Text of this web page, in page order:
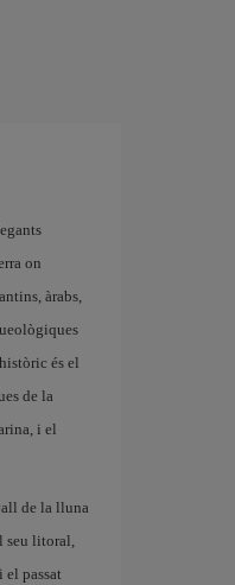
on
àrabs,
és el
de la
i el
de la lluna
seu litoral,
el passat